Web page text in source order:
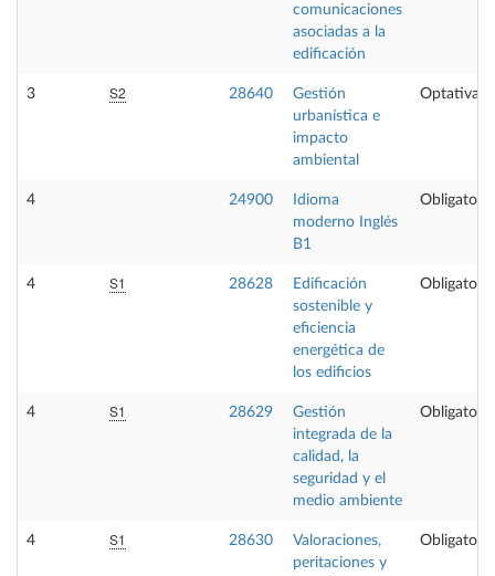
comunicaciones
asociadas a la
edificación
3 S2 28640
Gestión
urbanística e
impacto
ambiental
Optativa
4 24900
Idioma
moderno Inglés
B1
Obligatoria
4 S1 28628
Edificación
sostenible y
eficiencia
energética de
los edificios
Obligatoria
4 S1 28629
Gestión
integrada de la
calidad, la
seguridad y el
medio ambiente
Obligatoria
4 S1 28630
Valoraciones,
peritaciones y
Obligatoria